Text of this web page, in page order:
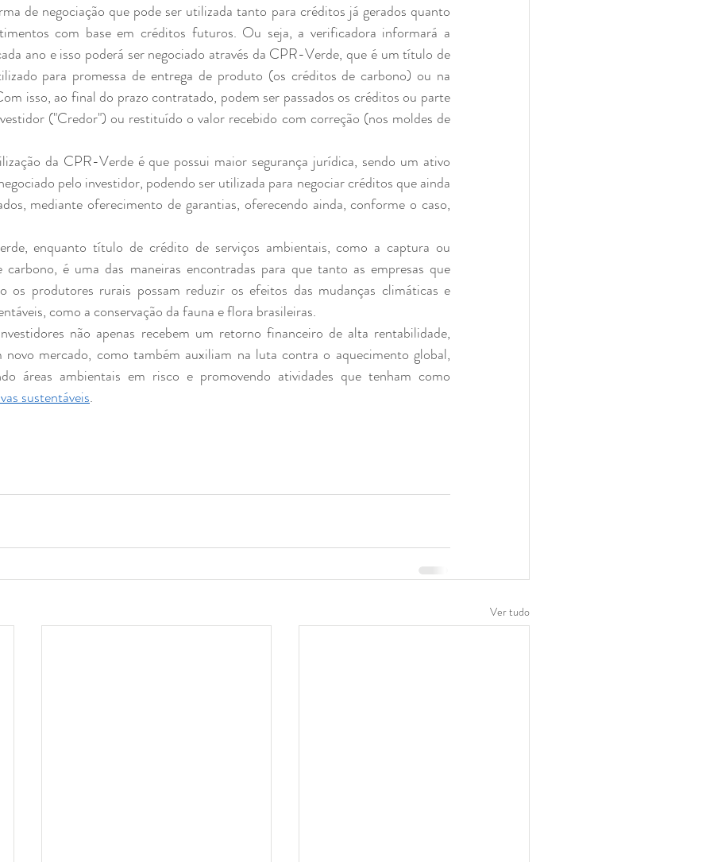
de negociação que pode ser utilizada tanto para créditos já gerados quanto
com base em créditos futuros. Ou seja, a verificadora informará a
ano e isso poderá ser negociado através da CPR-Verde, que é um título de
para promessa de entrega de produto (os créditos de carbono) ou na
isso, ao final do prazo contratado, podem ser passados os créditos ou parte
("Credor") ou restituído o valor recebido com correção (nos moldes de
pelo investidor, podendo ser utilizada para negociar créditos que ainda
mediante oferecimento de garantias, oferecendo ainda, conforme o caso,
carbono, é uma das maneiras encontradas para que tanto as empresas que
os produtores rurais possam reduzir os efeitos das mudanças climáticas e
como a conservação da fauna e flora brasileiras.
novo mercado, como também auxiliam na luta contra o aquecimento global,
áreas ambientais em risco e promovendo atividades que tenham como
sustentáveis.
Ver tudo